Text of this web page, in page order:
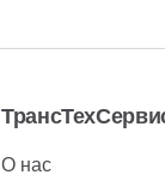
О нас